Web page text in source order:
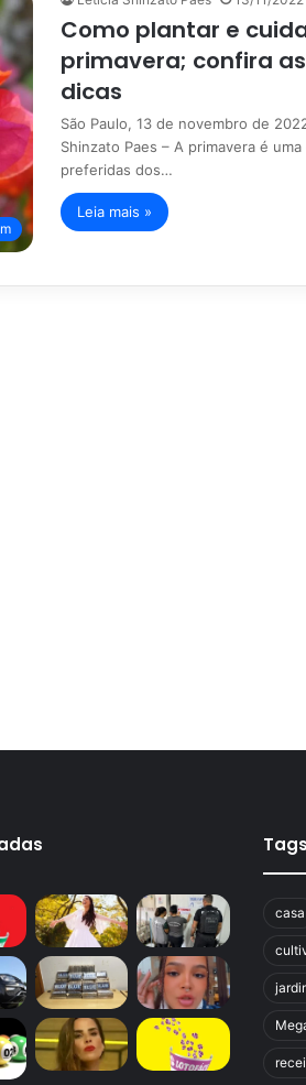
Como plantar e
primavera; confira
dicas
São Paulo, 13 de novembro de
Shinzato Paes – A primavera é
preferidas dos…
Leia mais »
Tags
casa